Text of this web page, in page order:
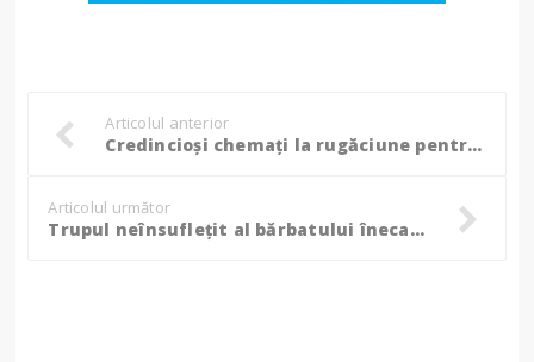
Articolul anterior
Credincioși chemați la rugăciune pentru ploaie într-o localitate din Botoșani: „Vă așteptăm la rugăciune! Doamne ajută!”
Articolul următor
Trupul neînsuflețit al bărbatului înecat în Prut a fost scos la mal